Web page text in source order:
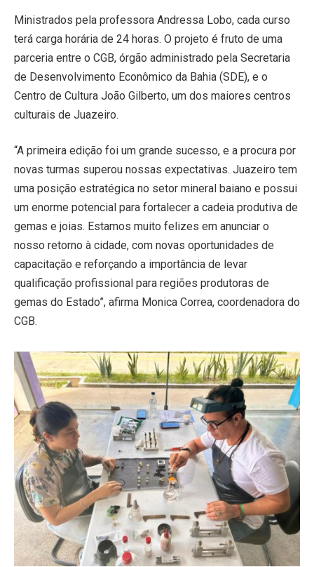
Ministrados pela professora Andressa Lobo, cada curso
terá carga horária de 24 horas. O projeto é fruto de uma
parceria entre o CGB, órgão administrado pela Secretaria
de Desenvolvimento Econômico da Bahia (SDE), e o
Centro de Cultura João Gilberto, um dos maiores centros
culturais de Juazeiro.
“A primeira edição foi um grande sucesso, e a procura por
novas turmas superou nossas expectativas. Juazeiro tem
uma posição estratégica no setor mineral baiano e possui
um enorme potencial para fortalecer a cadeia produtiva de
gemas e joias. Estamos muito felizes em anunciar o
nosso retorno à cidade, com novas oportunidades de
capacitação e reforçando a importância de levar
qualificação profissional para regiões produtoras de
gemas do Estado”, afirma Monica Correa, coordenadora do
CGB.